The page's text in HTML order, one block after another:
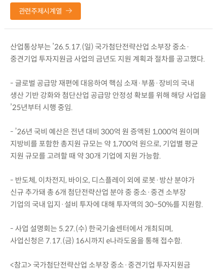
관련주제시계열
산업통상부는 ’26.5.17.(일) 국가첨단전략산업 소부장 중소·
중견기업 투자지원금 사업의 금년도 지원 계획과 절차를 공고했다.
- 글로벌 공급망 재편에 대응하여 핵심 소재·부품·장비의 국내
생산 기반 강화와 첨단산업 공급망 안정성 확보를 위해 해당 사업을
’25년부터 시행 중임.
- ’26년 국비 예산은 전년 대비 300억 원 증액된 1,000억 원이며
지방비를 포함한 총지원 규모는 약 1,700억 원으로, 기업별 평균
지원 규모를 고려할 때 약 30개 기업에 지원 가능함.
- 반도체, 이차전지, 바이오, 디스플레이 외에 로봇·방산 분야가
신규 추가돼 총 6개 첨단전략산업 분야 중 중소·중견 소부장
기업의 국내 입지·설비 투자에 대해 투자액의 30~50%를 지원함.
- 사업 설명회는 5.27.(수) 한국기술센터에서 개최되며,
사업신청은 7.17.(금) 16시까지 e나라도움을 통해 접수함.
<참고> 국가첨단전략산업 소부장 중소·중견기업 투자지원금